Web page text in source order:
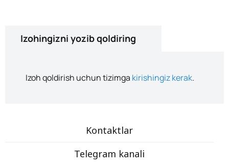
Izohingizni yozib qoldiring
Izoh qoldirish uchun tizimga kirishingiz kerak.
Kontaktlar
Telegram kanali